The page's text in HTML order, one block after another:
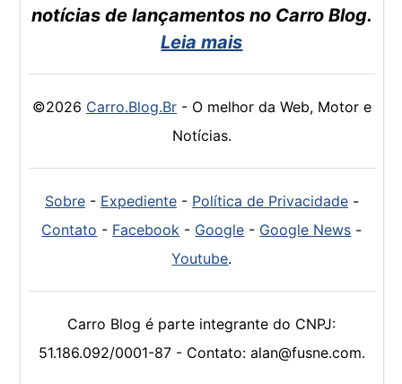
notícias de lançamentos no Carro Blog.
Leia mais
©2026 Carro.Blog.Br- O melhor da Web, Motor e
Notícias.
Sobre- Expediente- Política de Privacidade-
Contato - Facebook - Google - Google News -
Youtube.
Carro Blog é parte integrante do CNPJ:
51.186.092/0001-87 - Contato: alan@fusne.com.